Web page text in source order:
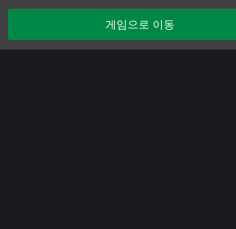
Sticky Twig DASH! (Windows)
Sticky Twig DASH! (Xbox Series)
Super Forklift 3000
게임으로 이동